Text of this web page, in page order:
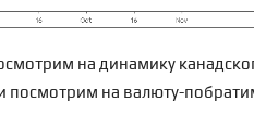
на динамику
посмотрим на валюту-